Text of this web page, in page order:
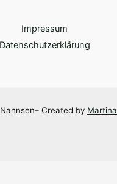
Impressum
Datenschutzerklärung
Created by